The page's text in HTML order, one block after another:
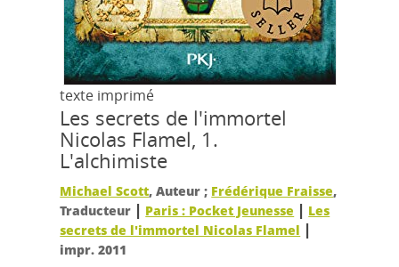
texte imprimé
Les secrets de l'immortel
Nicolas Flamel, 1.
L'alchimiste
Michael Scott, Auteur ; Frédérique Fraisse,
Traducteur | Paris : Pocket Jeunesse | Les
secrets de l'immortel Nicolas Flamel |
impr. 2011